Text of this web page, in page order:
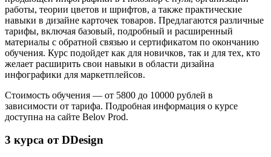
работы, теории цветов и шрифтов, а также практические
навыки в дизайне карточек товаров. Предлагаются различные
тарифы, включая базовый, подробный и расширенный
материалы с обратной связью и сертификатом по окончанию
обучения. Курс подойдет как для новичков, так и для тех, кто
желает расширить свои навыки в области дизайна
инфографики для маркетплейсов.
Стоимость обучения — от 5800 до 10000 рублей в
зависимости от тарифа. Подробная информация о курсе
доступна на сайте Belov Prod.
3 курса от DDesign